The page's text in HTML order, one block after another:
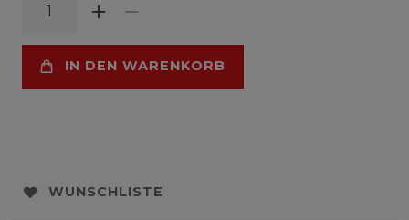
IN DEN WARENKORB
WUNSCHLISTE